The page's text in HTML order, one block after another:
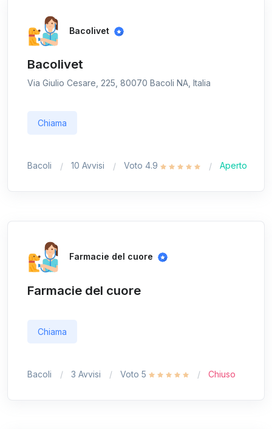
Bacolivet
Bacolivet
Via Giulio Cesare, 225, 80070 Bacoli NA, Italia
Chiama
Bacoli 10 Avvisi Voto 4.9 Aperto
Farmacie del cuore
Farmacie del cuore
Chiama
Bacoli 3 Avvisi Voto 5 Chiuso